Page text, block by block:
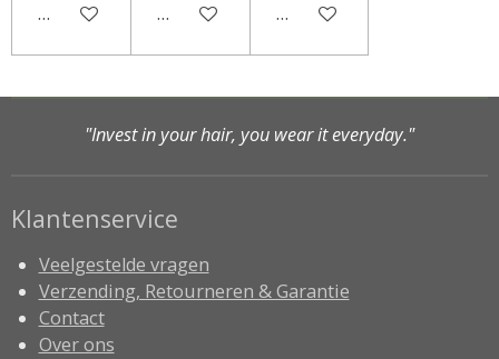
In winkelwagenIn winkelwagenHoud mij op de hoogte
"Invest in your hair, you wear it everyday."
Klantenservice
Veelgestelde vragen
Verzending, Retourneren & Garantie
Contact
Over ons